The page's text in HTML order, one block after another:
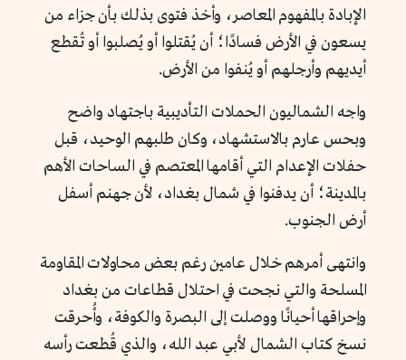
الإبادة بالمفهوم المعاصر، وأخذ فتوى بذلك بأن جزاء من
يسعون في الأرض فسادًا؛ أن يُقتلوا أو يُصلبوا أو تُقطع
أيديهم وأرجلهم أو يُنفوا من الأرض.
واجه الشماليون الحملات التأديبية باجتهاد واضح
وبحس عارم بالاستشهاد، وكان طلبهم الوحيد، قبل
حفلات الإعدام التي أقامها المعتصم في الساحات الأهم
بالمدينة؛ أن يدفنوا في شمال بغداد، لأن جهنم أسفل
أرض الجنوب.
وانتهى أمرهم خلال عامين رغم بعض محاولات المقاومة
المسلحة والتي نجحت في احتلال قطاعات من بغداد
وإحراقها أحيانًا ووصلت إلى البصرة والكوفة، وأُحرقت
نسخ كتاب الشمال لأبي عبد الله، والذي قُطعت رأسه